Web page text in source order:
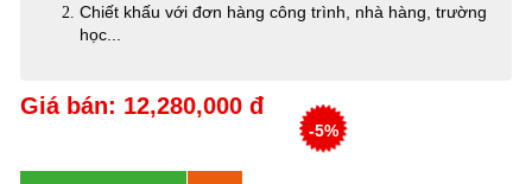
Chiết khấu với đơn hàng công trình, nhà hàng, trường
học...
Giá bán: 12,280,000 đ
-5%